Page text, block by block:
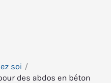
soi
des abdos en béton